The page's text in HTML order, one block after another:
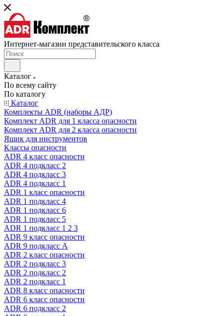
Интернет-магазин представительского класса
Каталог
По всему сайту
По каталогу
Каталог
Комплекты ADR (наборы АДР)
Комплект ADR для 1 класса опасности
Комплект ADR для 2 класса опасности
Ящик для инструментов
Классы опасности
ADR 4 класс опасности
ADR 4 подкласс 2
ADR 4 подкласс 3
ADR 4 подкласс 1
ADR 1 класс опасности
ADR 1 подкласс 4
ADR 1 подкласс 6
ADR 1 подкласс 5
ADR 1 подкласс 1 2 3
ADR 9 класс опасности
ADR 9 подкласс A
ADR 2 класс опасности
ADR 2 подкласс 3
ADR 2 подкласс 2
ADR 2 подкласс 1
ADR 8 класс опасности
ADR 6 класс опасности
ADR 6 подкласс 2